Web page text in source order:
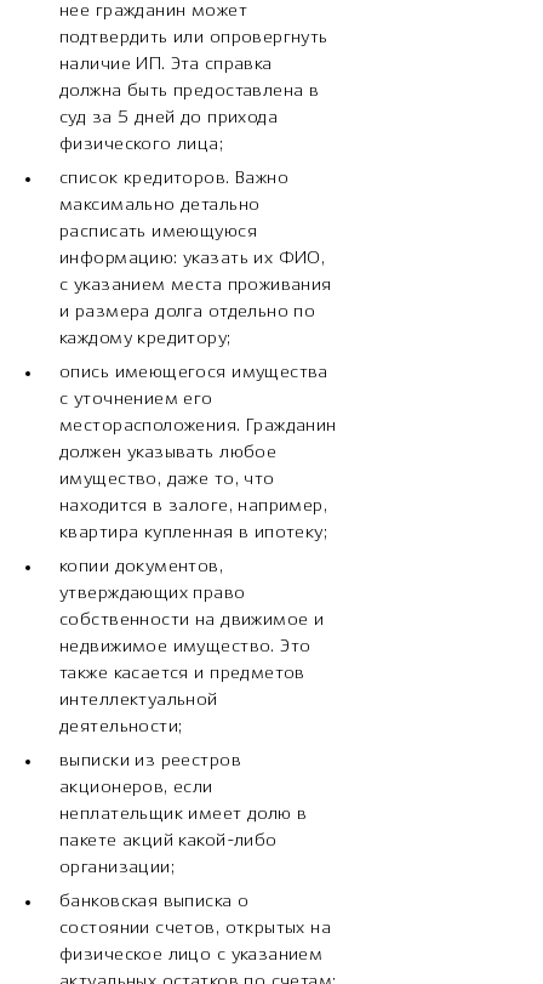
нее гражданин может
подтвердить или опровергнуть
наличие ИП. Эта справка
должна быть предоставлена в
суд за 5 дней до прихода
физического лица;
список кредиторов. Важно
максимально детально
расписать имеющуюся
информацию: указать их ФИО,
с указанием места проживания
и размера долга отдельно по
каждому кредитору;
опись имеющегося имущества
с уточнением его
месторасположения. Гражданин
должен указывать любое
имущество, даже то, что
находится в залоге, например,
квартира купленная в ипотеку;
копии документов,
утверждающих право
собственности на движимое и
недвижимое имущество. Это
также касается и предметов
интеллектуальной
деятельности;
выписки из реестров
акционеров, если
неплательщик имеет долю в
пакете акций какой-либо
организации;
банковская выписка о
состоянии счетов, открытых на
физическое лицо с указанием